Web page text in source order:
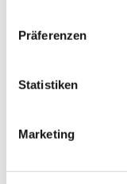
Präferenzen
Statistiken
Marketing